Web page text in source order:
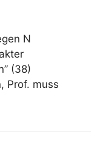
N
(38)
Prof. muss